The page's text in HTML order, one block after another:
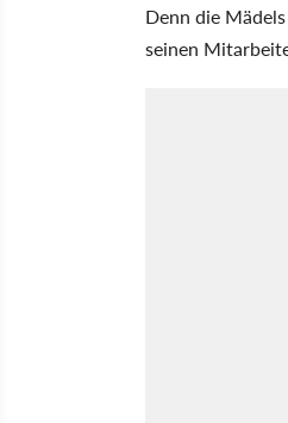
Denn die
seinen